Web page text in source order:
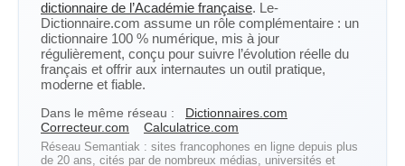
dictionnaire de l’Académie française. Le-
Dictionnaire.com assume un rôle complémentaire : un
dictionnaire 100 % numérique, mis à jour
régulièrement, conçu pour suivre l’évolution réelle du
français et offrir aux internautes un outil pratique,
moderne et fiable.
Dans le même réseau :
Dictionnaires.com
Correcteur.com
Calculatrice.com
Réseau Semantiak : sites francophones en ligne depuis plus
de 20 ans, cités par de nombreux médias, universités et